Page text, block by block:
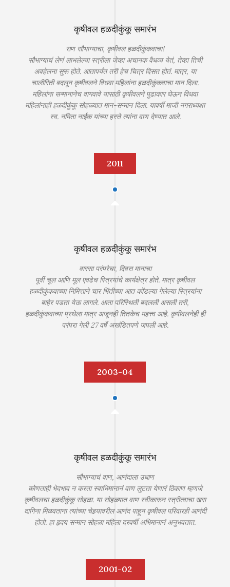
कृषीवल हळदीकुंकू समारंभ
सण सौभाग्याचा, कृषीवल हळदीकुंकवाचा!
सौभाग्याचं लेणं लाभलेल्या स्त्रीला जेव्हा अचानक वैधव्य येतं, तेव्हा तिची
अवहेलना सुरू होते. आतापर्यंत तरी हेच चित्र दिसत होतं. मात्र, या
चालीरिती बदलून कृषीवलने विधवा महिलांना हळदीकुंकवाचा मान दिला.
महिलांना सन्मानानेच वागवावे यासाठी कृषीवलने पुढाकार घेऊन विधवा
महिलांनाही हळदीकुंकू सोहळ्यात मान-सन्मान दिला. यावर्षी माजी नगराध्यक्षा
स्व. नमिता नाईक यांच्या हस्ते त्यांना वाण देण्यात आले.
2011
कृषीवल हळदीकुंकू समारंभ
वारसा परंपरेचा, दिवस मानाचा
पूर्वी चूल आणि मूल एवढेच स्त्रियांचे कार्यक्षेत्र होते. मात्र कृषीवल
हळदीकुंकवाच्या निमित्ताने चार भिंतीच्या आत कोंडल्या गेलेल्या स्त्रियांना
बाहेर पडता येऊ लागले. आता परिस्थिती बदलली असली तरी,
हळदीकुंकवाच्या प्रथेला मात्र अजूनही तितकेच महत्त्व आहे. कृषीवलनेही ही
परंपरा गेली 27 वर्षे अखंडितपणे जपली आहे.
2003-04
कृषीवल हळदीकुंकू समारंभ
सौभाग्याचं वाण, आनंदाला उधाण
कोणताही भेदभाव न करता स्वाभिमानानं वाण लुटता येणारं ठिकाण म्हणजे
कृषीवलचा हळदीकुंकू सोहळा. या सोहळ्यात वाण स्वीकारून स्त्रीत्वाचा खरा
दागिना मिळवताना त्यांच्या चेहर्‍यावरील आनंद पाहून कृषीवल परिवारही आनंदी
होतो. हा हृदय सन्मान सोहळा महिला दरवर्षी अभिमानानं अनुभवतात.
2001-02